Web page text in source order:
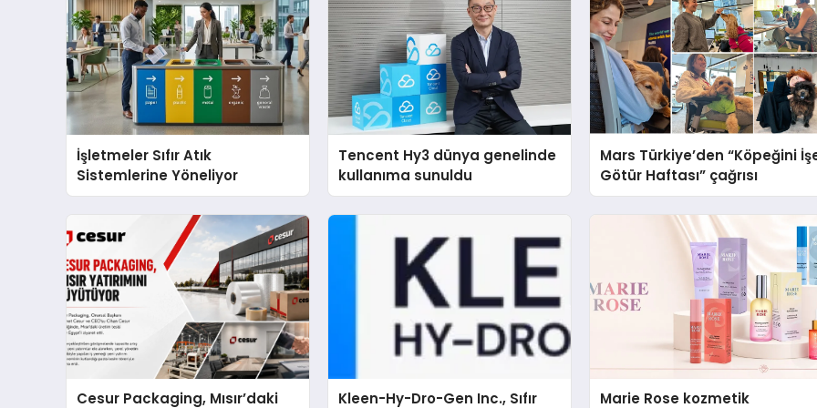
İşletmeler Sıfır Atık
Sistemlerine Yöneliyor
Tencent Hy3 dünya genelinde
kullanıma sunuldu
Mars Türkiye’den “Köpeğini
Götür Haftası” çağrısı
Cesur Packaging, Mısır’daki Kleen-Hy-Dro-Gen Inc., Sıfır Marie Rose kozmetik